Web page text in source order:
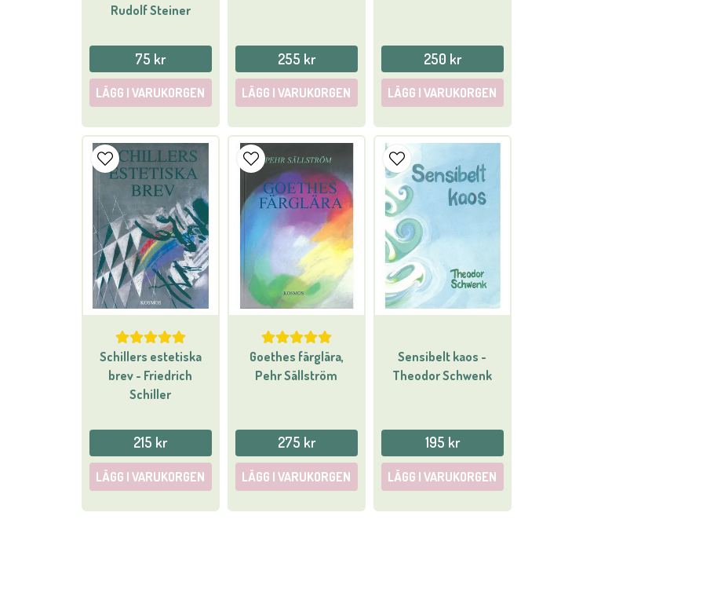
Rudolf Steiner
75 kr
LÄGG I VARUKORGEN
255 kr
LÄGG I VARUKORGEN
250 kr
LÄGG I VARUKORGEN
Schillers estetiska
brev - Friedrich
Schiller
215 kr
LÄGG I VARUKORGEN
Goethes färglära,
Pehr Sällström
275 kr
LÄGG I VARUKORGEN
Sensibelt kaos -
Theodor Schwenk
195 kr
LÄGG I VARUKORGEN